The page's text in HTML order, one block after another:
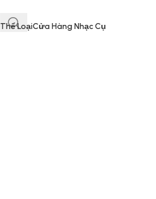
Thể LoạiCửa Hàng Nhạc Cụ